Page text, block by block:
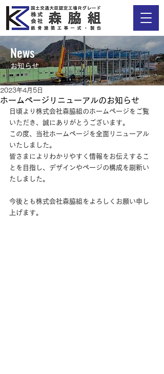
News
​お知らせ
ホームページリニューアルのお知らせ
2023年4月5日
日頃より株式会社森脇組のホームページをご覧
いただき、誠にありがとうございます。
この度、当社ホームページを全面リニューアル
いたしました。
皆さまによりわかりやすく情報をお伝えするこ
とを目指し、デザインやページの構成を刷新い
たしました。
今後とも株式会社森脇組をよろしくお願い申し
上げます。